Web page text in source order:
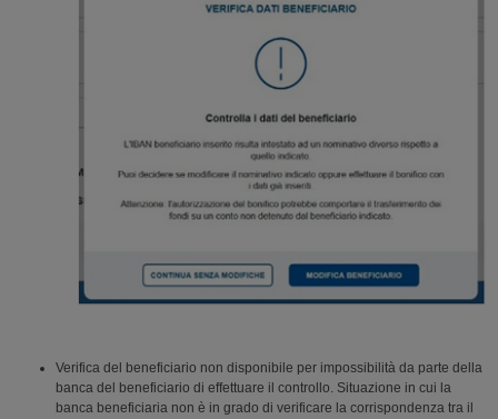
Verifica del beneficiario non disponibile per impossibilità da parte della
banca del beneficiario di effettuare il controllo. Situazione in cui la
banca beneficiaria non è in grado di verificare la corrispondenza tra il